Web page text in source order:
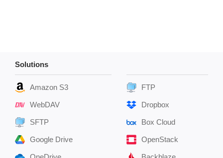
Solutions
Amazon S3
WebDAV
SFTP
Google Drive
FTP
Dropbox
Box Cloud
OpenStack